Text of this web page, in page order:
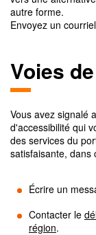
autre forme.
Envoyez un
Voies
Vous avez signalé
d'accessibilité qui
des services du
satisfaisante, dans
Écrire un
Contacter le
région.